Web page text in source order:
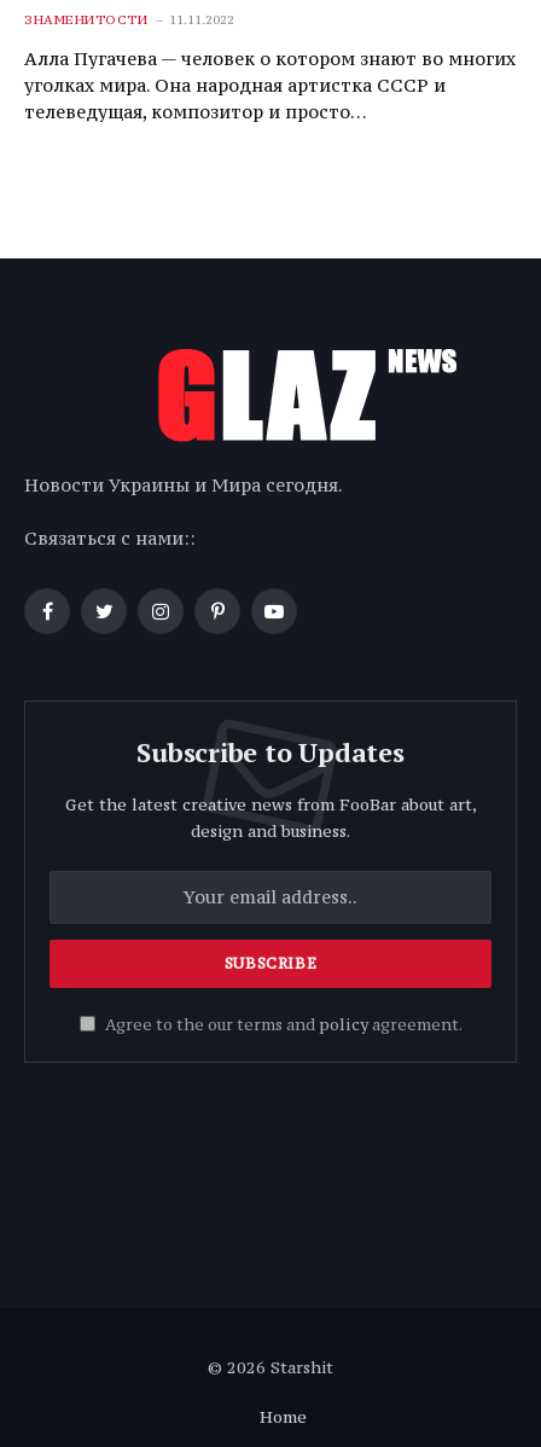
ЗНАМЕНИТОСТИ 11.11.2022
Алла Пугачева — человек о котором знают во многих
уголках мира. Она народная артистка СССР и
телеведущая, композитор и просто…
Новости Украины и Мира сегодня.
Связаться с нами::
FacebookTwitterInstagramPinterestYouTube
Subscribe to Updates
Get the latest creative news from FooBar about art,
design and business.
Agree to the our terms andpolicyagreement.
© 2026 Starshit
Home